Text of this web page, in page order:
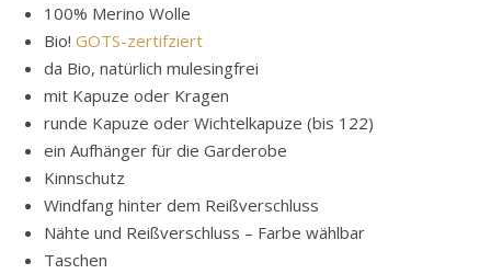
100% Merino Wolle
Bio! GOTS-zertifziert
da Bio, natürlich mulesingfrei
mit Kapuze oder Kragen
runde Kapuze oder Wichtelkapuze (bis 122)
ein Aufhänger für die Garderobe
Kinnschutz
Windfang hinter dem Reißverschluss
Nähte und Reißverschluss – Farbe wählbar
Taschen